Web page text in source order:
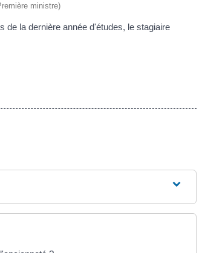
ministre)
de la dernière année d'études, le stagiaire